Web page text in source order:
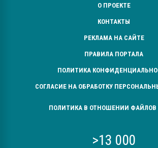
О ПРОЕКТЕ
КОНТАКТЫ
РЕКЛАМА НА САЙТЕ
ПРАВИЛА ПОРТАЛА
ПОЛИТИКА
СОГЛАСИЕ НА ОБРАБОТКУ
ПОЛИТИКА В ОТНОШЕНИИ ФАЙЛОВ
>13 000